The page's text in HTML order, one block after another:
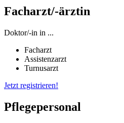
Facharzt/-ärztin
Doktor/-in in ...
Facharzt
Assistenzarzt
Turnusarzt
Jetzt registrieren!
Pflegepersonal